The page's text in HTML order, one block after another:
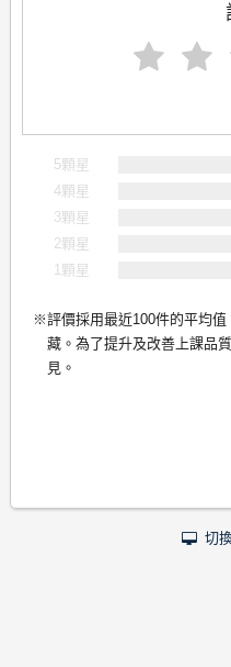
5顆星
4顆星
3顆星
2顆星
1顆星
評價採用最近100件的平均
藏。為了提升及改善上課品
見。
切